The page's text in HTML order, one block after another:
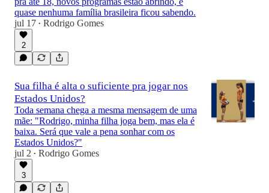
quase nenhuma família brasileira ficou sabendo.
jul 17 • Rodrigo Gomes
2
Sua filha é alta o suficiente pra jogar nos
Estados Unidos?
Toda semana chega a mesma mensagem de uma
mãe: "Rodrigo, minha filha joga bem, mas ela é
baixa. Será que vale a pena sonhar com os
Estados Unidos?"
jul 2 • Rodrigo Gomes
3